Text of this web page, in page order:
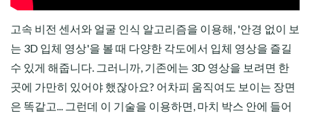
고속 비전 센서와 얼굴 인식 알고리즘을 이용해, '안경 없이 보
는 3D 입체 영상'을 볼 때 다양한 각도에서 입체 영상을 즐길
수 있게 해줍니다. 그러니까, 기존에는 3D 영상을 보려면 한
곳에 가만히 있어야 했잖아요? 어차피 움직여도 보이는 장면
은 똑같고... 그런데 이 기술을 이용하면, 마치 박스 안에 들어